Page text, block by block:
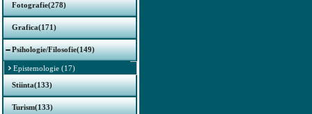
Fotografie(278)
Grafica(171)
Psihologie/Filosofie(149)
Epistemologie (17)
Stiinta(133)
Turism(133)